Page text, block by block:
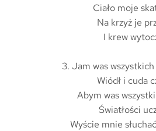
Ciało moje
Na krzyż je
I krew
3. Jam was
Wiódł i cuda
Abym was
Światłości
Wyście mnie